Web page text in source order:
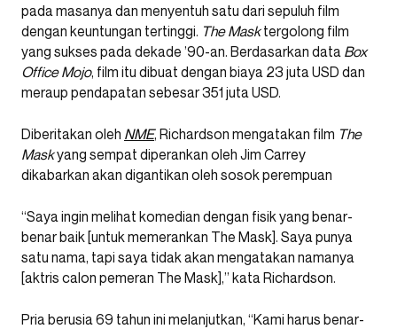
pada masanya dan menyentuh satu dari sepuluh film
dengan keuntungan tertinggi. The Masktergolong film
yang sukses pada dekade ’90-an. Berdasarkan data Box
Office Mojo, film itu dibuat dengan biaya 23 juta USD dan
meraup pendapatan sebesar 351 juta USD.
Diberitakan oleh NME, Richardson mengatakan film The
Maskyang sempat diperankan oleh Jim Carrey
dikabarkan akan digantikan oleh sosok perempuan
“Saya ingin melihat komedian dengan fisik yang benar-
benar baik [untuk memerankan The Mask]. Saya punya
satu nama, tapi saya tidak akan mengatakan namanya
[aktris calon pemeran The Mask],” kata Richardson.
Pria berusia 69 tahun ini melanjutkan, “Kami harus benar-